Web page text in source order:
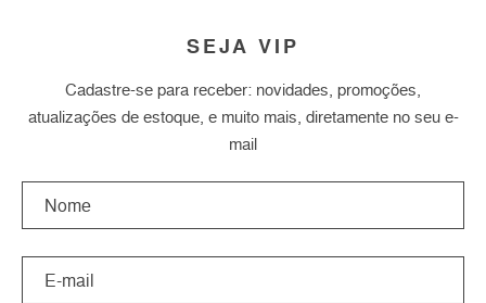
SEJA VIP
Cadastre-se para receber: novidades, promoções,
atualizações de estoque, e muito mais, diretamente no seu e-
mail